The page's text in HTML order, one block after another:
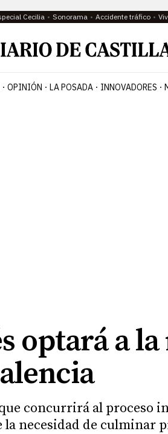
Cecilia Sonorama Accidente tráfico
OPINIÓN LA POSADA INNOVADORES
optará a
concurrirá al proceso
la necesidad de culminar